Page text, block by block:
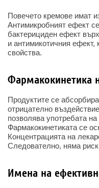
Повечето кремове имат
Антимикробният ефект
бактерициден ефект
и антимикотичния ефект,
свойства.
Фармакокинетика
Продуктите се
отрицателно
позволява употребата
Фармакокинетиката се
Концентрацията на
Следователно, няма
Имена на